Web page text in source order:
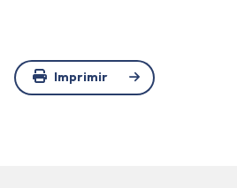
Imprimir